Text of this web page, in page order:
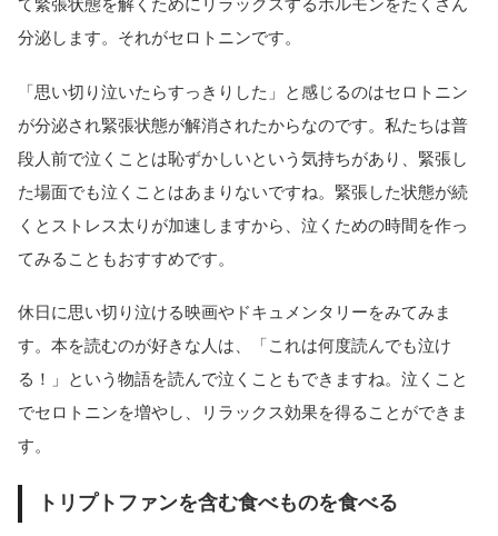
て緊張状態を解くためにリラックスするホルモンをたくさん
分泌します。それがセロトニンです。
「思い切り泣いたらすっきりした」と感じるのはセロトニン
が分泌され緊張状態が解消されたからなのです。私たちは普
段人前で泣くことは恥ずかしいという気持ちがあり、緊張し
た場面でも泣くことはあまりないですね。緊張した状態が続
くとストレス太りが加速しますから、泣くための時間を作っ
てみることもおすすめです。
休日に思い切り泣ける映画やドキュメンタリーをみてみま
す。本を読むのが好きな人は、「これは何度読んでも泣け
る！」という物語を読んで泣くこともできますね。泣くこと
でセロトニンを増やし、リラックス効果を得ることができま
す。
トリプトファンを含む食べものを食べる